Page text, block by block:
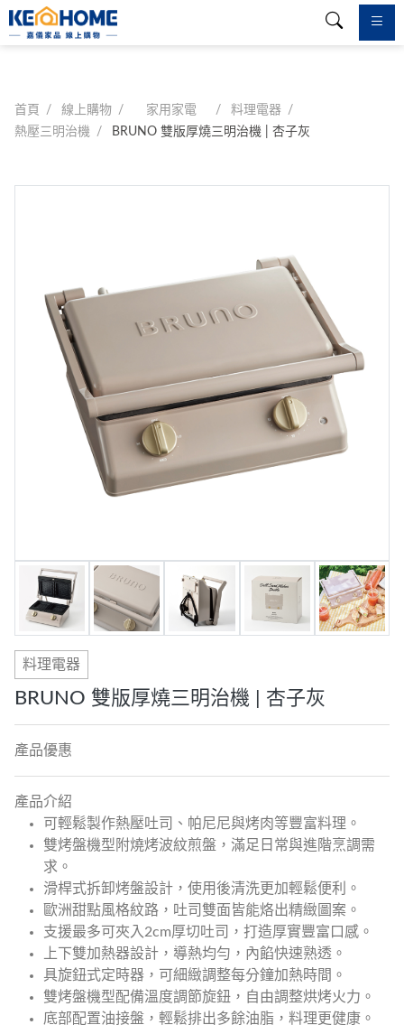
首頁 線上購物 家用家電
料理電器
熱壓三明治機
BRUNO 雙版厚燒三明治機 | 杏子灰
料理電器
BRUNO 雙版厚燒三明治機 | 杏子灰
產品優惠
產品介紹
可輕鬆製作熱壓吐司、帕尼尼與烤肉等豐富料理。
雙烤盤機型附燒烤波紋煎盤，滿足日常與進階烹調需
求。
滑桿式拆卸烤盤設計，使用後清洗更加輕鬆便利。
歐洲甜點風格紋路，吐司雙面皆能烙出精緻圖案。
支援最多可夾入2cm厚切吐司，打造厚實豐富口感。
上下雙加熱器設計，導熱均勻，內餡快速熟透。
具旋鈕式定時器，可細緻調整每分鐘加熱時間。
雙烤盤機型配備溫度調節旋鈕，自由調整烘烤火力。
底部配置油接盤，輕鬆排出多餘油脂，料理更健康。